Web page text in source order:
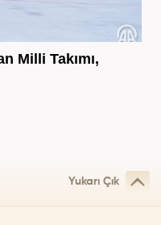
Milli Takımı,
Yukarı Çık